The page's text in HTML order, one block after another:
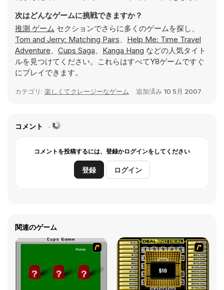
次はどんなゲームに挑戦できますか？
推測 ゲーム セクションでさらに多くのゲームを探し、
Tom and Jerry: Matching Pairs、 Help Me: Time Travel
Adventure、 Cups Saga、 Kanga Hang などの人気タイト
ルを見つけてください。これらはすべてY8ゲームですぐ
にプレイできます。
カテゴリ: 楽しくてクレージーなゲーム 追加済み 10 5月 2007
コメント
コメントを投稿するには、登録かログインをしてください
登録 ログイン
関連のゲーム